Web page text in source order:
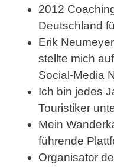
2012
Deutschland
Erik
stellte mich
Social-Media
Ich bin jedes
Touristiker
Mein
führende
Organisator